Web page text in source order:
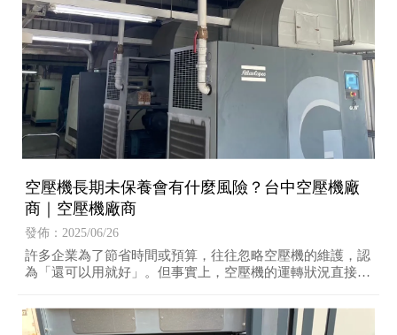
空壓機長期未保養會有什麼風險？台中空壓機廠
商｜空壓機廠商
發佈：2025/06/26
許多企業為了節省時間或預算，往往忽略空壓機的維護，認
為「還可以用就好」。但事實上，空壓機的運轉狀況直接關